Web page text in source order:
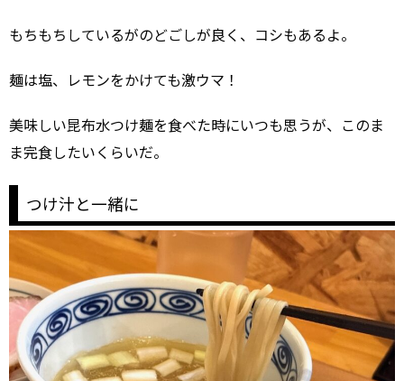
もちもちしているがのどごしが良く、コシもあるよ。
麺は塩、レモンをかけても激ウマ！
美味しい昆布水つけ麺を食べた時にいつも思うが、このま
ま完食したいくらいだ。
つけ汁と一緒に